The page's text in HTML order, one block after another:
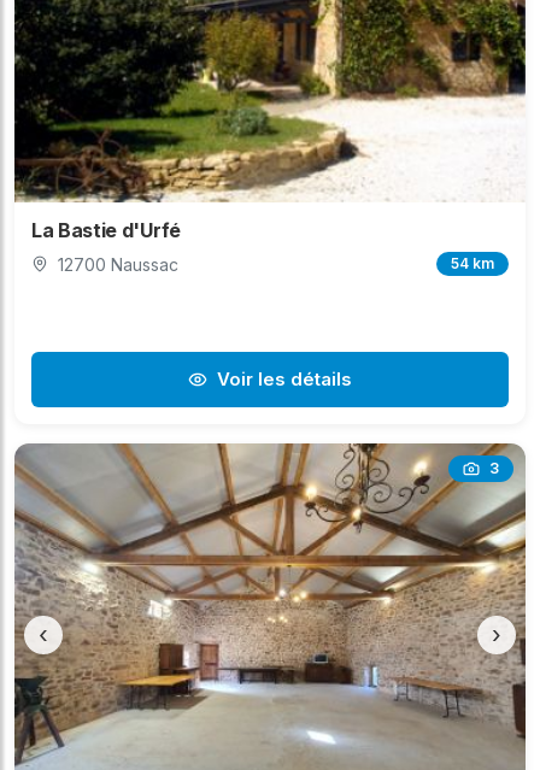
La Bastie d'Urfé
12700 Naussac 54 km
Voir les détails
3
‹ ›